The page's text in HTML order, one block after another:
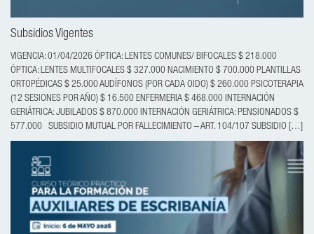
Subsidios Vigentes
VIGENCIA: 01/04/2026 ÓPTICA: LENTES COMUNES/ BIFOCALES $ 218.000
ÓPTICA: LENTES MULTIFOCALES $ 327.000 NACIMIENTO $ 700.000 PLANTILLAS
ORTOPÉDICAS $ 25.000 AUDÍFONOS (POR CADA OIDO) $ 260.000 PSICOTERAPIA
(12 SESIONES POR AÑO) $ 16.500 ENFERMERIA $ 468.000 INTERNACIÓN
GERIÁTRICA: JUBILADOS $ 870.000 INTERNACIÓN GERIÁTRICA: PENSIONADOS $
577.000 SUBSIDIO MUTUAL POR FALLECIMIENTO – ART. 104/107 SUBSIDIO […]